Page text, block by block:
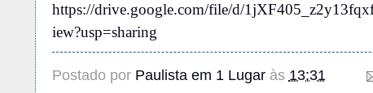
https://drive.google.com/file/d/
iew?usp=sharing
Postado por Paulista em 1 Lugar às 13:31